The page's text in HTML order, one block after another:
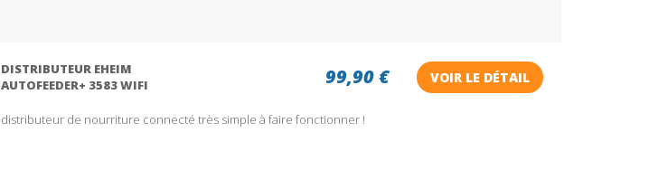
DISTRIBUTEUR EHEIM
AUTOFEEDER+ 3583 WIFI
99,90 € VOIR LE DÉTAIL
distributeur de nourriture connecté très simple à faire fonctionner !